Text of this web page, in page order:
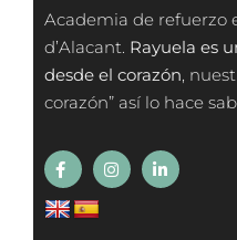
Academia de refuerzo
d’Alacant. Rayuela es
desde el corazón,
corazón” así lo hace